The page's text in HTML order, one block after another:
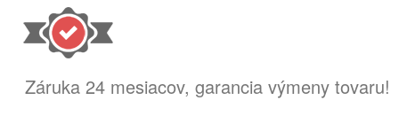
Záruka 24 mesiacov, garancia výmeny tovaru!